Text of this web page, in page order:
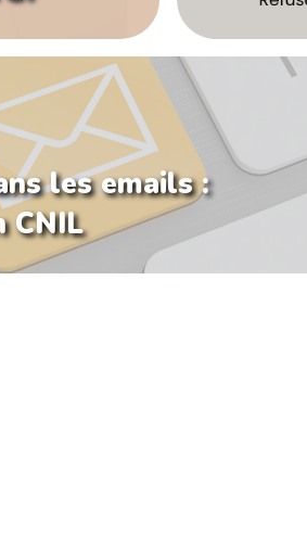
les emails :
CNIL